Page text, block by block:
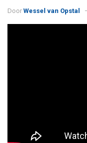
Door Wessel van Opstal